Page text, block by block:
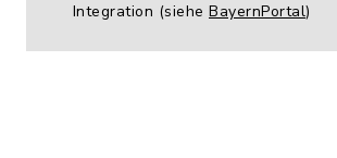
Integration (siehe BayernPortal)